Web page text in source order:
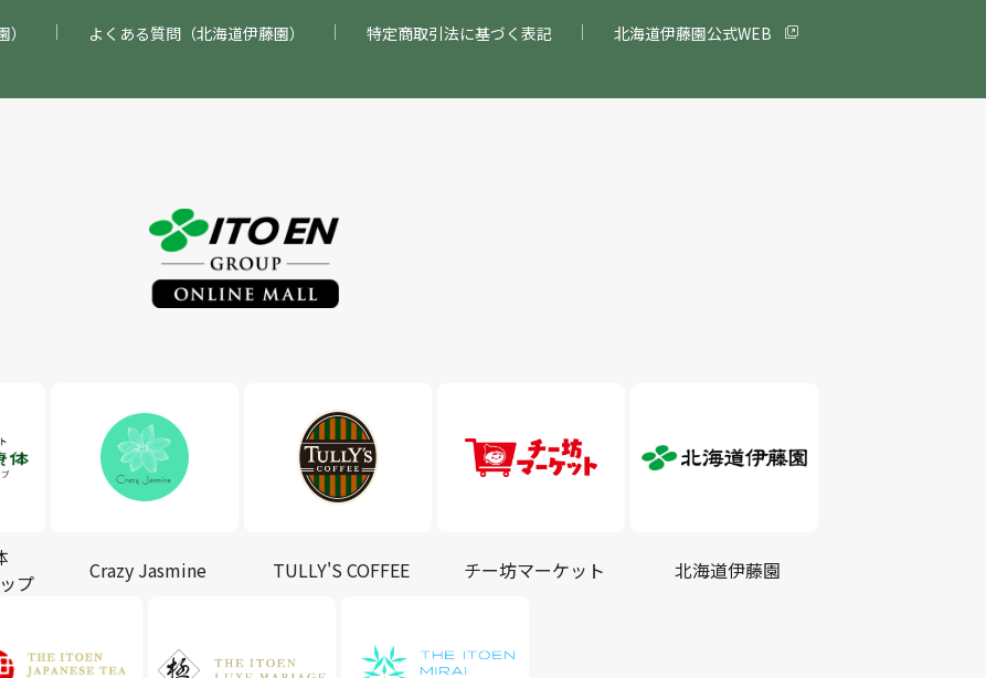
よくある質問（北海道伊藤園） 特定商取引法に基づく表記 北海道伊藤園公式WEB
プ
Crazy Jasmine TULLY'S COFFEE チー坊マーケット 北海道伊藤園